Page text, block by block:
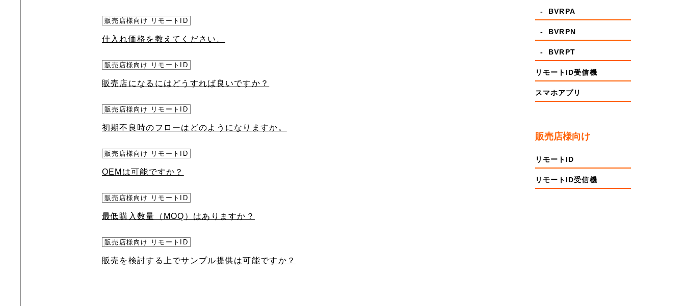
販売店様向け リモートID
仕入れ価格を教えてください。
販売店様向け リモートID
販売店になるにはどうすれば良いですか？
販売店様向け リモートID
初期不良時のフローはどのようになりますか。
販売店様向け リモートID
OEMは可能ですか？
販売店様向け リモートID
最低購入数量（MOQ）はありますか？
販売店様向け リモートID
販売を検討する上でサンプル提供は可能ですか？
- BVRPA
- BVRPN
- BVRPT
リモートID受信機
スマホアプリ
販売店様向け
リモートID
リモートID受信機